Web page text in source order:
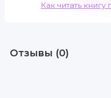
Как читать
Отзывы (0)